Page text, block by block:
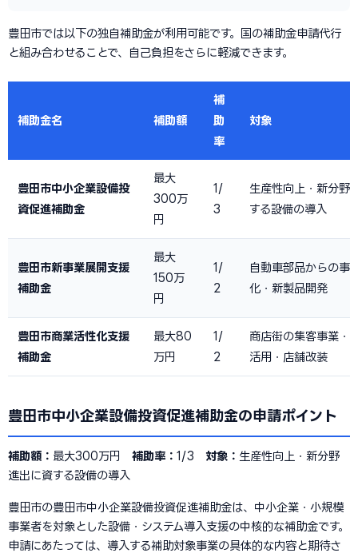
豊田市では以下の独自補助金が利用可能です。国の補助金申請代行
と組み合わせることで、自己負担をさらに軽減できます。
補助金名 補助額
補
助
率
対象
豊田市中小企業設備投
資促進補助金
最大
300万
円
1/
3
生産性向上・新分野
する設備の導入
豊田市新事業展開支援
補助金
最大
150万
円
1/
2
自動車部品からの事
化・新製品開発
豊田市商業活性化支援
補助金
最大80
万円
1/
2
商店街の集客事業・
活用・店舗改装
豊田市中小企業設備投資促進補助金の申請ポイント
補助額： 最大300万円 補助率： 1/3 対象： 生産性向上・新分野
進出に資する設備の導入
豊田市の豊田市中小企業設備投資促進補助金は、中小企業・小規模
事業者を対象とした設備・システム導入支援の中核的な補助金です。
申請にあたっては、導入する補助対象事業の具体的な内容と期待さ